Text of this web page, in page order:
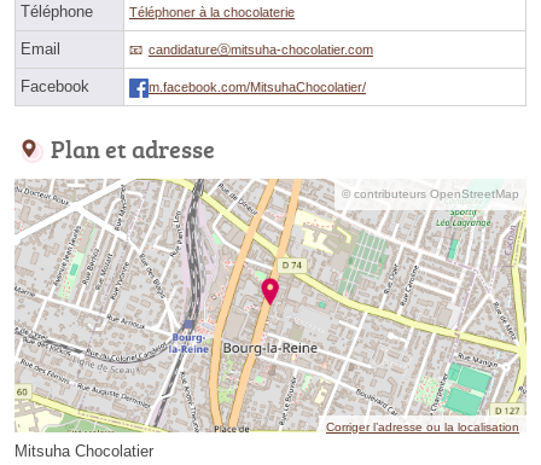
Téléphone Téléphoner à la chocolaterie
Email candidatureⓐmitsuha-chocolatier.com
Facebook m.facebook.com/MitsuhaChocolatier/
Plan et adresse
© contributeurs OpenStreetMap
Corriger l’adresse ou la localisation
Mitsuha Chocolatier